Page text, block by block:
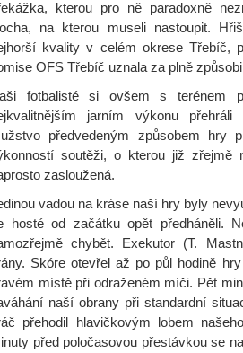
kterou pro ně paradoxně
na kterou museli nastoupit.
kvality v celém okrese Třebíč,
OFS Třebíč uznala za plně
fotbalisté si ovšem s terénem
jarním výkonu
předvedeným způsobem hry
soutěži, o kterou již zřejmě
zasloužená.
vadou na kráse naší hry byly
hosté od začátku opět předháněli.
chybět. Exekutor (T.
Skóre otevřel až po půl hodině
místě při odraženém míči. Pět
naší obrany při standardní
přehodil hlavičkovým lobem
před poločasovou přestávkou se